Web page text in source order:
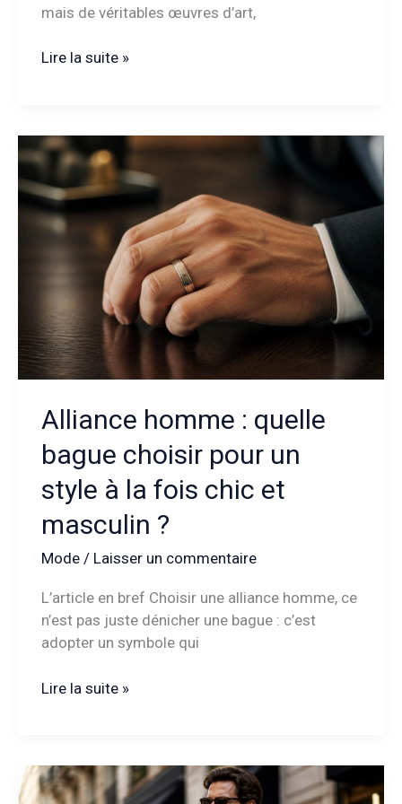
mais de véritables œuvres d’art,
Marques
:
quelles
maisons
font
vraiment
différence
Lire la suite »
Alliance homme : quelle
bague choisir pour un
style à la fois chic et
masculin ?
Mode/ Laisser un commentaire
L’article en bref Choisir une alliance homme, ce
n’est pas juste dénicher une bague : c’est
adopter un symbole qui
Alliance
bague
choisir
Lire la suite »